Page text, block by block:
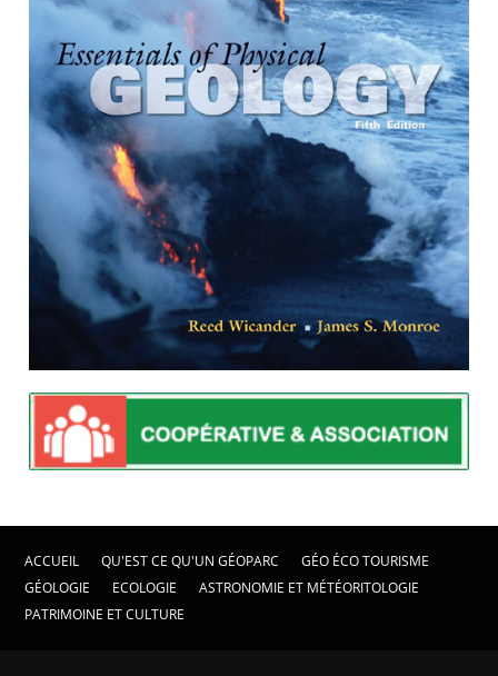
ACCUEIL QU'EST CE QU'UN GÉOPARC
GÉO ÉCO TOURISME
GÉOLOGIE
ECOLOGIE
ASTRONOMIE ET MÉTÉORITOLOGIE
PATRIMOINE ET CULTURE